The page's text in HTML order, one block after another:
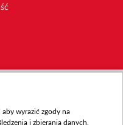
wyrazić zgody na
i zbierania danych,